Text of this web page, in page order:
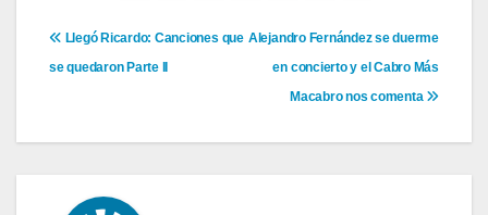
Navegación
de
entradas
Alejandro Fernández se duerme
en concierto y el Cabro Más
Macabro nos comenta
Llegó Ricardo: Canciones que
se quedaron Parte II